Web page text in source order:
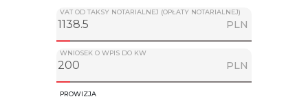
VAT OD TAKSY NOTARIALNEJ (OPŁATY NOTARIALNEJ)
PLN
WNIOSEK O WPIS DO KW
PLN
PROWIZJA